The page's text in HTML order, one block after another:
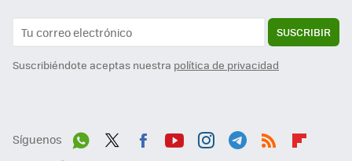
SUSCRIBIR
Suscribiéndote aceptas nuestra política de privacidad
Síguenos